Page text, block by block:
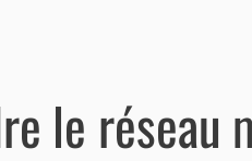
le réseau